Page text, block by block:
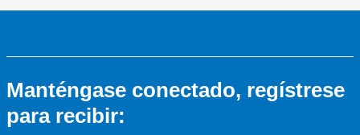
Manténgase conectado, regístrese
para recibir: